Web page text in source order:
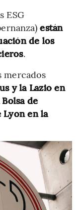
ESG
están
de los
.
mercados
y la Lazio en
de
Lyon en la